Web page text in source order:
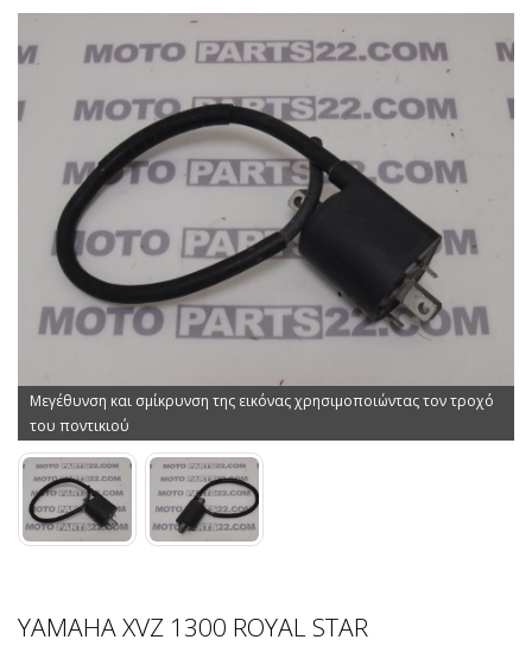
Μεγέθυνση και σμίκρυνση της εικόνας χρησιμοποιώντας τον τροχό
του ποντικιού
YAMAHA XVZ 1300 ROYAL STAR